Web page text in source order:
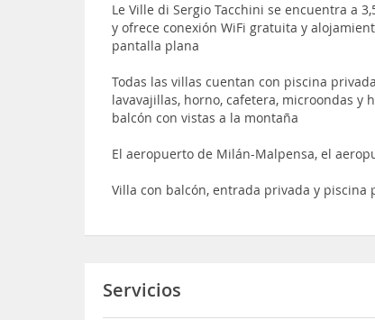
Le Ville di Sergio Tacchini se encuentra a
y ofrece conexión WiFi gratuita y
pantalla plana
Todas las villas cuentan con piscina
lavavajillas, horno, cafetera, microondas y
balcón con vistas a la montaña
El aeropuerto de Milán-Malpensa, el
Villa con balcón, entrada privada y piscina
Servicios